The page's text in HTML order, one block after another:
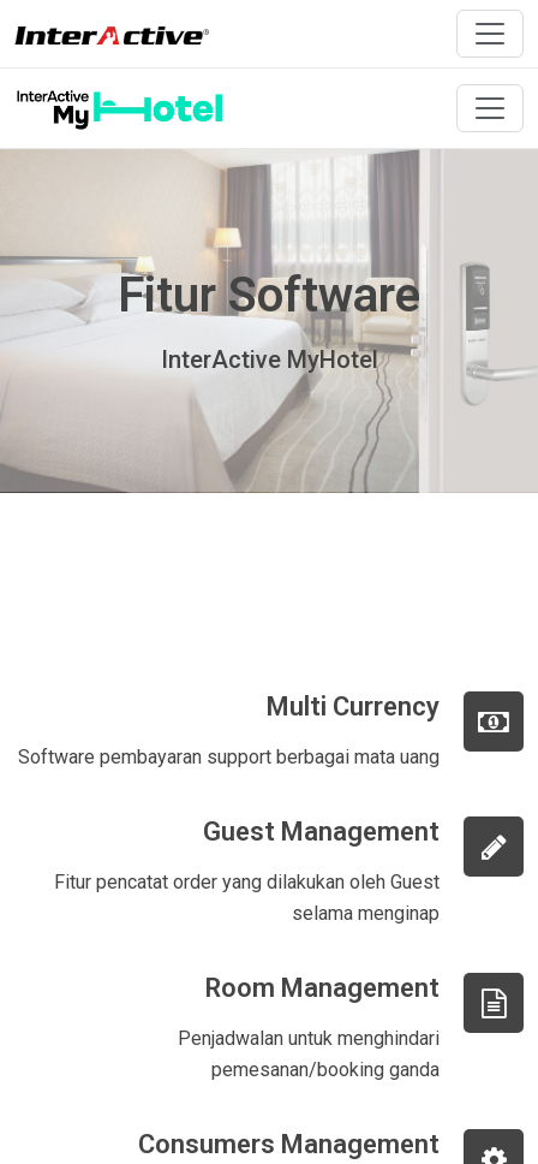
Fitur Software
InterActive MyHotel
Multi Currency
Software pembayaran support berbagai mata uang
Guest Management
Fitur pencatat order yang dilakukan oleh Guest
selama menginap
Room Management
Penjadwalan untuk menghindari
pemesanan/booking ganda
Consumers Management